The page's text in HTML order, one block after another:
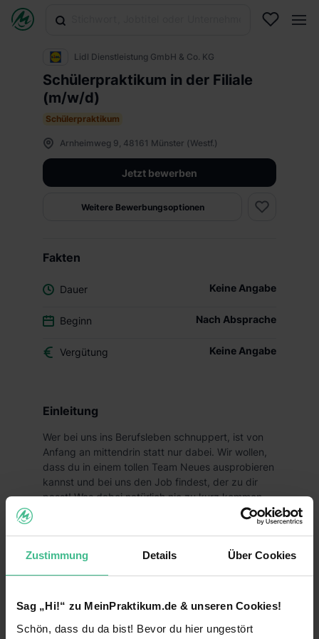
Zustimmung Details Über Cookies
Sag „Hi!“ zu MeinPraktikum.de & unseren Cookies!
Schön, dass du da bist! Bevor du hier ungestört
Lidl Dienstleistung GmbH & Co. KG
Schülerpraktikum in der Filiale
(m/w/d)
Schülerpraktikum
Arnheimweg 9, 48161 Münster (Westf.)
Jetzt bewerben
Weitere Bewerbungsoptionen
Fakten
Dauer Keine Angabe
Beginn Nach Absprache
Vergütung Keine Angabe
Einleitung
Wer bei uns ins Berufsleben schnuppert, ist von
Anfang an mittendrin statt nur dabei. Wir wollen,
dass du in einem tollen Team Neues ausprobieren
kannst und bei uns den Job findest, der zu dir
passt! Was dabei natürlich nie zu kurz kommen
darf? Der Spaß und deine Zukunftsperspektiven!
Deine Aufgaben
Du suchst ein abwechslungsreiches Praktikum,
welches dir vielfältige Einblicke in den Handel
bist du bei uns genau richtig!
Als Praktikant bei Lidl erfährst du, warum wir